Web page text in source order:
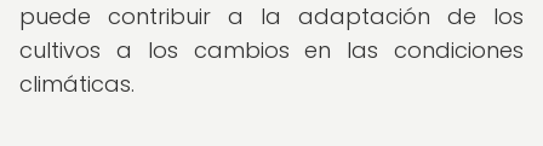
puede contribuir a la adaptación de los
cultivos a los cambios en las condiciones
climáticas.